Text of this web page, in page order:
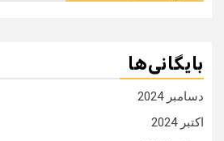
بایگانی‌ها
دسامبر 2024
اکتبر 2024